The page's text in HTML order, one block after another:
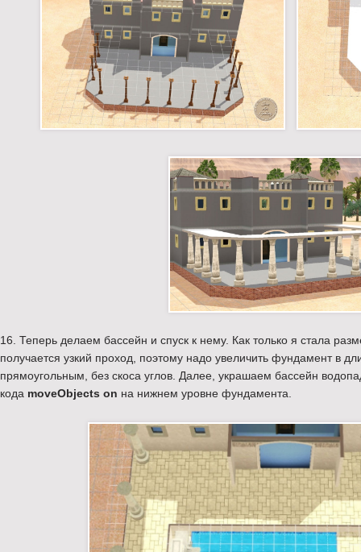
16. Теперь делаем бассейн и спуск к нему. Как только я стала
получается узкий проход, поэтому надо увеличить фундамент в
прямоугольным, без скоса углов. Далее, украшаем бассейн
кода moveObjects on на нижнем уровне фундамента.